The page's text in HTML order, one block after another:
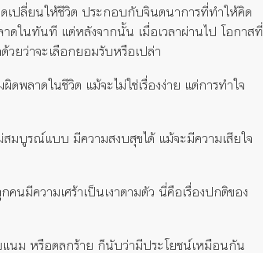
ดเปลี่ยนให้ชีวิต ประกอบกับจินตนาการที่ทำให้คิด
ดในทันที แต่หลังจากนั้น เมื่อเวลาผ่านไป โอกาสที่
ยว่าจะเลือกยอมรับหรือเปล่า
ดพลาดในชีวิต แม้จะไม่ใช่เรื่องง่าย แต่การทำใจ
มบูรณ์แบบ มีความสงบสุขได้ แม้จะมีความเสียใจ
คนมีความเศร้าเป็นเงาตามตัว นี่คือเรื่องปกติของ
นม หรือตลกร้าย ก็นับว่ามีประโยชน์เหมือนกัน